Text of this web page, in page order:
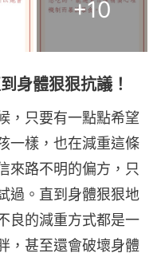
+10
身體狠狠抗議！
，只要有一點點希望
一樣，也在減重這條
來路不明的偏方，只
過。直到身體狠狠地
良的減重方式都是一
，甚至還會破壞身體